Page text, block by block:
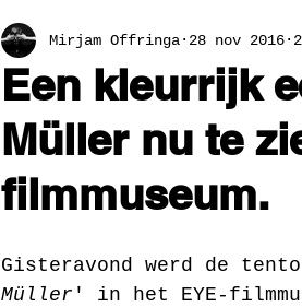
Een kleurrijk
Müller nu te
filmmuseum.
Mirjam Offringa 28 nov 2016
Gisteravond werd de
Müller ' in het EYE-